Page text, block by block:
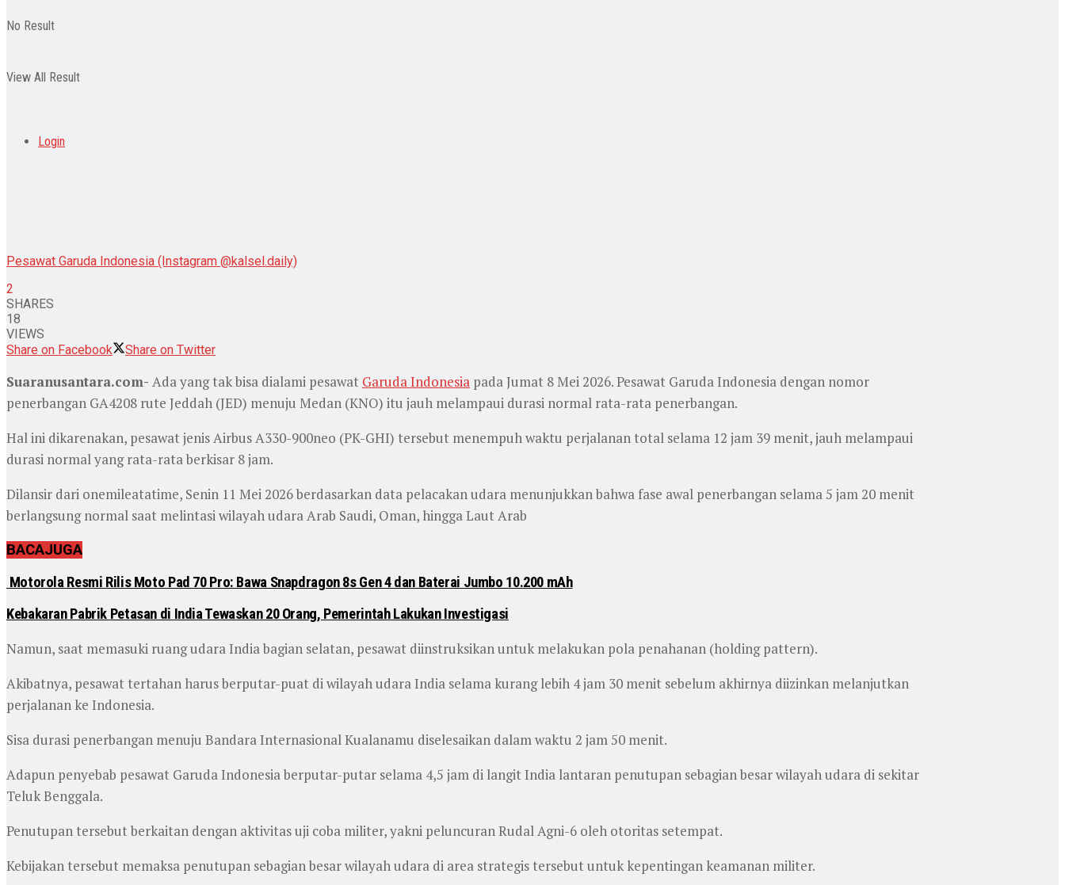
No Result
View All Result
Login
Pesawat Garuda Indonesia (Instagram @kalsel.daily)
2
SHARES
18
VIEWS
Share on Facebook
Share on Twitter
Suaranusantara.com- Ada yang tak bisa dialami pesawat Garuda Indonesia pada Jumat 8 Mei 2026. Pesawat Garuda Indonesia dengan nomor
penerbangan GA4208 rute Jeddah (JED) menuju Medan (KNO) itu jauh melampaui durasi normal rata-rata penerbangan.
Hal ini dikarenakan, pesawat jenis Airbus A330-900neo (PK-GHI) tersebut menempuh waktu perjalanan total selama 12 jam 39 menit, jauh melampaui
durasi normal yang rata-rata berkisar 8 jam.
Dilansir dari onemileatatime, Senin 11 Mei 2026 berdasarkan data pelacakan udara menunjukkan bahwa fase awal penerbangan selama 5 jam 20 menit
berlangsung normal saat melintasi wilayah udara Arab Saudi, Oman, hingga Laut Arab
BACAJUGA
Motorola Resmi Rilis Moto Pad 70 Pro: Bawa Snapdragon 8s Gen 4 dan Baterai Jumbo 10.200 mAh
Kebakaran Pabrik Petasan di India Tewaskan 20 Orang, Pemerintah Lakukan Investigasi
Namun, saat memasuki ruang udara India bagian selatan, pesawat diinstruksikan untuk melakukan pola penahanan (holding pattern).
Akibatnya, pesawat tertahan harus berputar-puat di wilayah udara India selama kurang lebih 4 jam 30 menit sebelum akhirnya diizinkan melanjutkan
perjalanan ke Indonesia.
Sisa durasi penerbangan menuju Bandara Internasional Kualanamu diselesaikan dalam waktu 2 jam 50 menit.
Adapun penyebab pesawat Garuda Indonesia berputar-putar selama 4,5 jam di langit India lantaran penutupan sebagian besar wilayah udara di sekitar
Teluk Benggala.
Penutupan tersebut berkaitan dengan aktivitas uji coba militer, yakni peluncuran Rudal Agni-6 oleh otoritas setempat.
Kebijakan tersebut memaksa penutupan sebagian besar wilayah udara di area strategis tersebut untuk kepentingan keamanan militer.